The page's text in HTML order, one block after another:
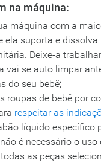
na máquina:
máquina com a
ela suporta e
Deixe-a
vai se auto limpar
do seu bebê;
roupas de bebê por
respeitar as
líquido específico
é necessário o
as peças